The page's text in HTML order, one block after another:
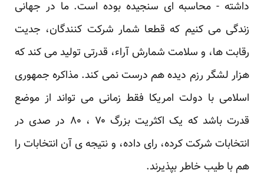
داشته - محاسبه ای سنجیده بوده است. ما در جهانی
زندگی می کنیم که قطعا شمار شرکت کنندگان، جدیت
رقابت ها، و سلامت شمارش آراء، قدرتی تولید می کند که
هزار لشگر رزم دیده هم درست نمی کند. مذاکره جمهوری
اسلامی با دولت امریکا فقط زمانی می تواند از موضع
قدرت باشد که یک اکثریت بزرگ ۷۰ ، ۸۰ در صدی در
انتخابات شرکت کرده، رای داده، و نتیجه ی آن انتخابات را
هم با طیب خاطر بپذیرند.